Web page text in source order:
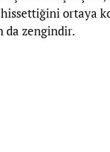
ortaya
da zengindir.